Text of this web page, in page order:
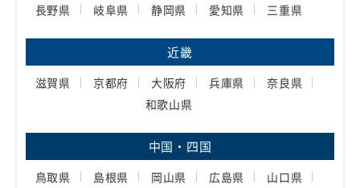
長野県
岐阜県 静岡県 愛知県 三重県
近畿
滋賀県 京都府 大阪府 兵庫県
奈良県
和歌山県
中国・四国
鳥取県 島根県 岡山県 広島県
山口県